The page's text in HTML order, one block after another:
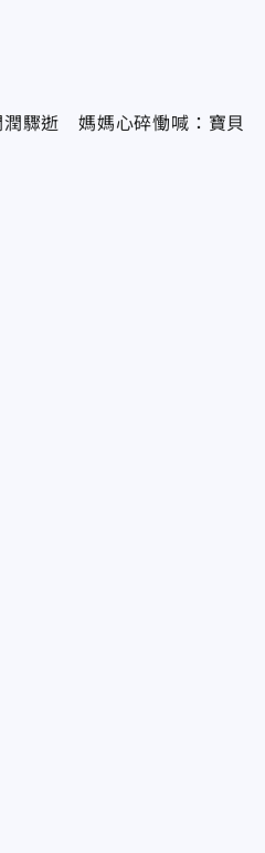
潤驟逝 媽媽心碎慟喊：寶貝